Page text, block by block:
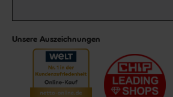
Unsere Auszeichnungen